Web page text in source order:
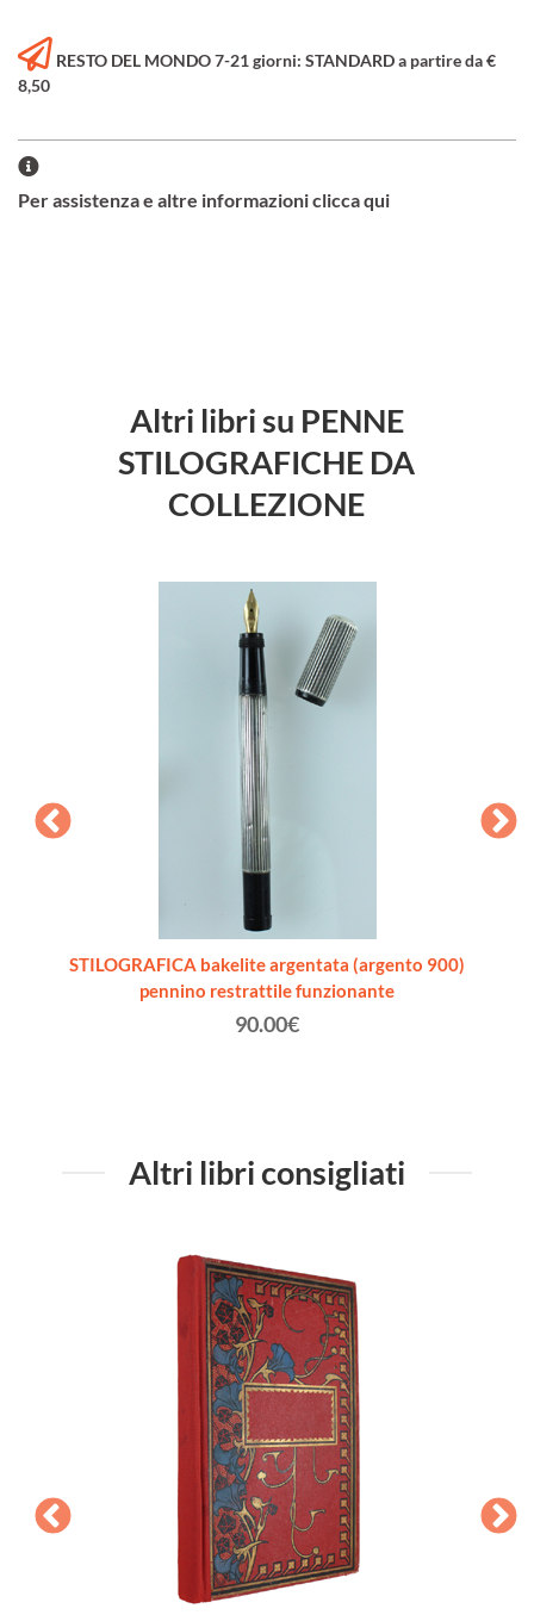
RESTO DEL MONDO 7-21 giorni: STANDARD a partire da €
8,50
Per assistenza e altre informazioni clicca qui
Altri libri su PENNE
STILOGRAFICHE DA
COLLEZIONE
STILOGRAFICA bakelite argentata (argento 900)
pennino restrattile funzionante
90.00€
Altri libri consigliati